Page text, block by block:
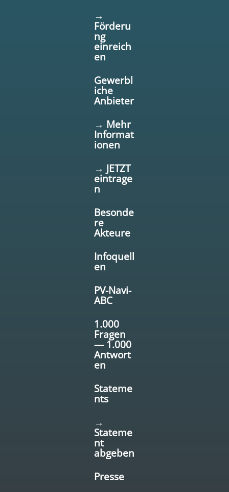
→
Förderu
ng
einreich
en
Gewerbl
iche
Anbieter
→ Mehr
Informat
ionen
→ JETZT
eintrage
n
Besonde
re
Akteure
Infoquell
en
PV-Navi-
ABC
1.000
Fragen
— 1.000
Antwort
en
Stateme
nts
→
Stateme
nt
abgeben
Presse